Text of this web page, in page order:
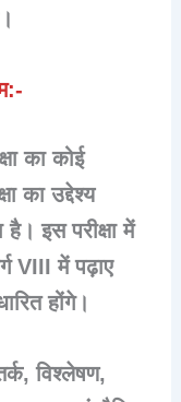
का कोई
का उद्देश्य
है। इस परीक्षा में
VIII में पढ़ाए
होंगे।
विश्लेषण,